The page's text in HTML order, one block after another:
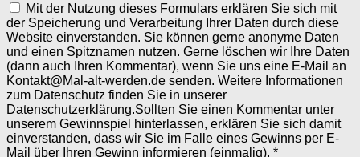
Mit der Nutzung dieses Formulars erklären Sie sich mit
der Speicherung und Verarbeitung Ihrer Daten durch diese
Website einverstanden. Sie können gerne anonyme Daten
und einen Spitznamen nutzen. Gerne löschen wir Ihre Daten
(dann auch Ihren Kommentar), wenn Sie uns eine E-Mail an
Kontakt@Mal-alt-werden.de senden. Weitere Informationen
zum Datenschutz finden Sie in unserer
Datenschutzerklärung.Sollten Sie einen Kommentar unter
unserem Gewinnspiel hinterlassen, erklären Sie sich damit
einverstanden, dass wir Sie im Falle eines Gewinns per E-
Mail über Ihren Gewinn informieren (einmalig). *